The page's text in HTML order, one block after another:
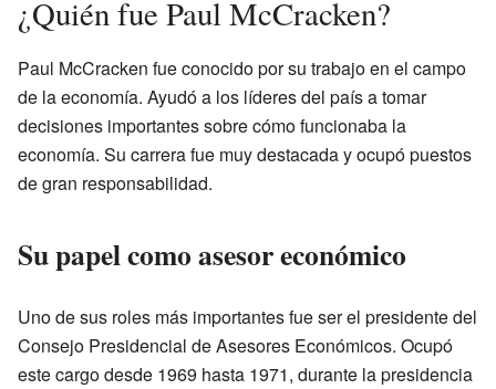
¿Quién fue Paul McCracken?
Paul McCracken fue conocido por su trabajo en el campo
de la economía. Ayudó a los líderes del país a tomar
decisiones importantes sobre cómo funcionaba la
economía. Su carrera fue muy destacada y ocupó puestos
de gran responsabilidad.
Su papel como asesor económico
Uno de sus roles más importantes fue ser el presidente del
Consejo Presidencial de Asesores Económicos. Ocupó
este cargo desde 1969 hasta 1971, durante la presidencia